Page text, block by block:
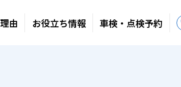
由 お役立ち情報 車検・点検予約